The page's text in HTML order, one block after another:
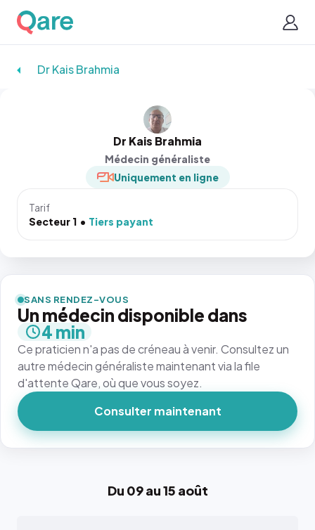
Dr Kais Brahmia
Dr Kais Brahmia
Médecin généraliste
Uniquement en ligne
Tarif
Secteur 1
Tiers payant
Du 09 au 15 août
SANS RENDEZ-VOUS
Un médecin disponible dans
4 min
Ce praticien n'a pas de créneau à venir. Consultez un
autre médecin généraliste maintenant via la file
d'attente Qare, où que vous soyez.
Consulter maintenant